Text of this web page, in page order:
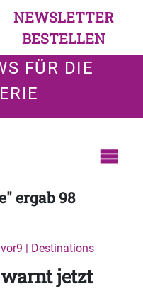
NEWSLETTER
BESTELLEN
FÜR DIE
ergab 98
| Destinations
jetzt